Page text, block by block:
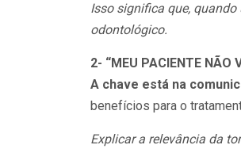
Isso significa que,
odontológico.
2- “MEU PACIENTE NÃO
A chave está na
benefícios para o
Explicar a relevância da